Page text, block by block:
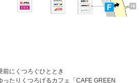
前にくつろぐひととき
たりくつろげるカフェ「CAFE GREEN